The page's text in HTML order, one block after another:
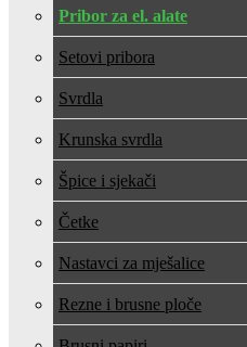
Pribor za el. alate
Setovi pribora
Svrdla
Krunska svrdla
Špice i sjekači
Četke
Nastavci za mješalice
Rezne i brusne ploče